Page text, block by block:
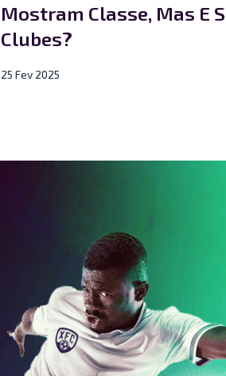
Mostram Classe, Mas E
Clubes?
25 Fev 2025